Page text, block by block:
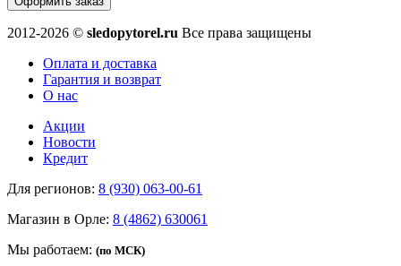
2012-2026 © sledopytorel.ru Все права защищены
Оплата и доставка
Гарантия и возврат
О нас
Акции
Новости
Кредит
Для регионов: 8 (930) 063-00-61
Магазин в Орле: 8 (4862) 630061
Мы работаем: (по МСК)